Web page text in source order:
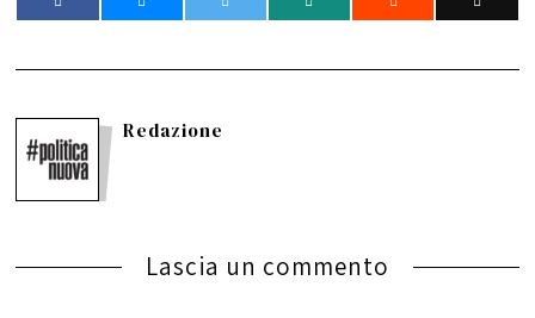
Redazione
Lascia un commento